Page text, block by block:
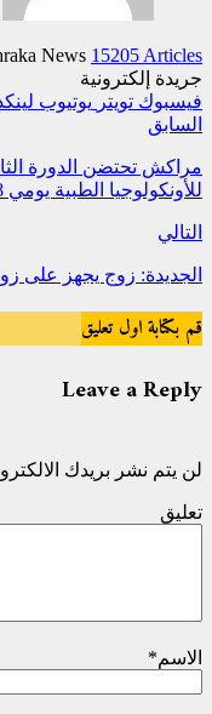
News 15205 Articles
جريدة إلكترونية
فيسبوك تويتر يوتيوب
السابق
مراكش تحتضن الدورة
للأونكولوجيا الطبية يومي 18 و19 نونبر
التالي
الجديدة: زوج يجهز على
قم بكتابة اول تعليق
Leave a Reply
لن يتم نشر بريدك
تعليق
الاسم*